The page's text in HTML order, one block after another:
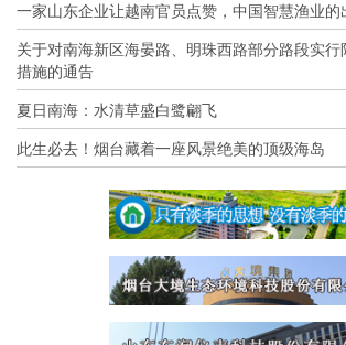
一家山东企业让越南官员点赞，中国智慧渔业的
关于对南海新区海晏路、明珠西路部分路段实
措施的通告
夏日南海：水清草盛白鹭翩飞
此生必去！烟台藏着一座风景绝美的顶级海岛